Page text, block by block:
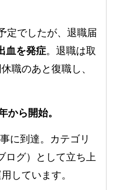
定でしたが、退職届
血を発症。退職は取
職のあと復職し、
から開始。
に到達。カテゴリ
ログ）として立ち上
しています。